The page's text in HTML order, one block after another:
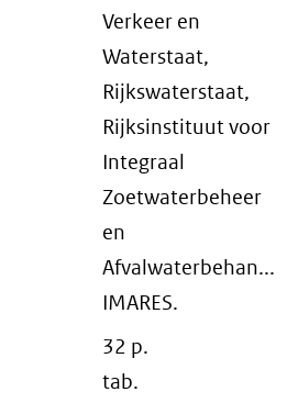
Verkeer en
Waterstaat,
Rijkswaterstaat,
Rijksinstituut voor
Integraal
Zoetwaterbeheer
en
Afvalwaterbehan...
IMARES.
32 p.
tab.